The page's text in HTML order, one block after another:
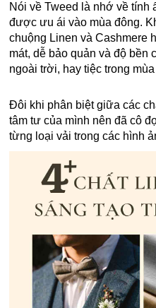
Nói về Tweed là nhớ về tính
được ưu ái vào mùa đông.
chuộng Linen và Cashmere
mát, dễ bảo quản và độ
ngoài trời, hay tiệc trong
Đôi khi phân biệt giữa các
tâm tư của mình nên đã cô
từng loại vải trong các hình